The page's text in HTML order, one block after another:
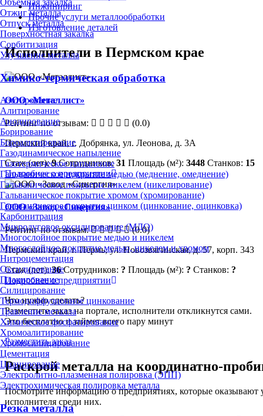
Отжиг металла
Отпуск металла
Поверхностная закалка
Сорбитизация
Улучшение металла
Химико-термическая обработка
Азотирование
Алитирование
Анодирование
Борирование
Бороалитирование
Газодинамическое напыление
Газотермическое напыление
Гальваническое покрытие медью (меднение, омеднение)
Гальваническое покрытие никелем (никелирование)
Гальваническое покрытие хромом (хромирование)
Гальваническое покрытие цинком (цинкование, оцинковка)
Карбонитрация
Микродуговое оксидирование (МДО)
Многослойное покрытие медью и никелем
Многослойное покрытие медью, никелем и хромом
Нитроцементация
Оксидирование
Плакирование
Силицирование
Термодиффузионное цинкование
Травление металла
Химическое фосфатирование
Хромоалитирование
Хромосилицирование
Цементация
Цианирование
Электролитно-плазменная полировка (ЭПП)
Электрохимическая полировка металла
Резка металла
Инжиниринг
Прочие услуги металлообработки
Изготовление деталей
Исполнители в Пермском крае
ООО «Металлист»
Рейтинг по отзывам:
(0.0)
Пермский край, г. Добрянка, ул. Леонова, д. 3А
Стаж (лет):9 Сотрудников:31 Площадь (м²): 3448 Станков: 15
Подробнее о предприятии
ООО «Завод «Синергия»
Рейтинг по отзывам:
(0.0)
Пермский край, г. Пермь, ул. Новозвягинская, д. 57, корп. 343
Стаж (лет):36 Сотрудников: ? Площадь (м²): ? Станков: ?
Подробнее о предприятии
Что нужно сделать?
Разместите заказ на портале, исполнители откликнутся сами.
Это бесплатно и займет всего пару минут
Разместить заказ
Раскрой металла на координатно-
Посмотрите информацию о предприятиях, которые оказывают
исполнителя среди них.